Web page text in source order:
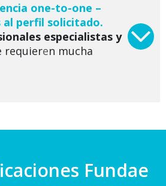
one-to-one –
al perfil solicitado.
especialistas y
requieren mucha
Fundae